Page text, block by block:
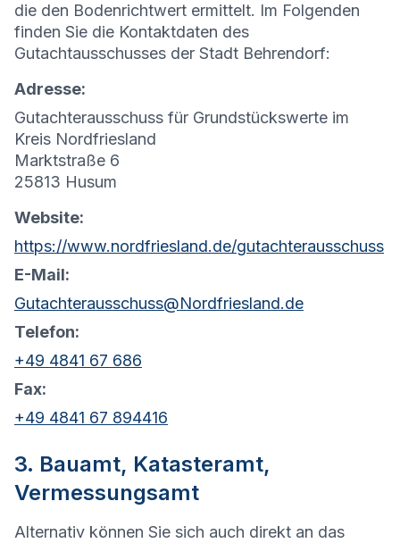
die den Bodenrichtwert ermittelt. Im Folgenden
finden Sie die Kontaktdaten des
Gutachtausschusses der Stadt Behrendorf:
Adresse:
Gutachterausschuss für Grundstückswerte im
Kreis Nordfriesland
Marktstraße 6
25813 Husum
Website:
https://www.nordfriesland.de/gutachterausschuss
E-Mail:
Gutachterausschuss@Nordfriesland.de
Telefon:
+49 4841 67 686
Fax:
+49 4841 67 894416
3. Bauamt, Katasteramt,
Vermessungsamt
Alternativ können Sie sich auch direkt an das